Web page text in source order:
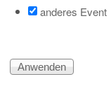
anderes Event